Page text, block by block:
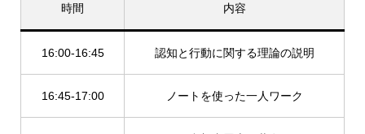
時間 内容
16:00-16:45 認知と行動に関する理論の説明
16:45-17:00 ノートを使った一人ワーク